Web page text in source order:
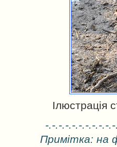
Ілюстрація
-.-.-.-.-.-.-.-.-.-
Примітка: на